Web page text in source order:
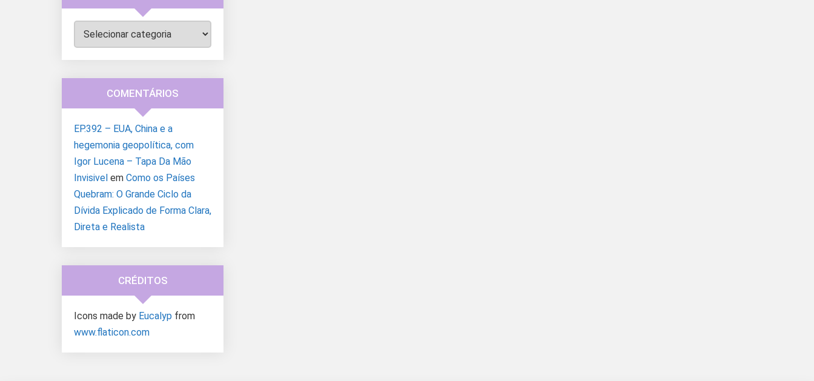
Categorias
COMENTÁRIOS
EP.392 – EUA, China e a
hegemonia geopolítica, com
Igor Lucena – Tapa Da Mão
Invisivel em Como os Países
Quebram: O Grande Ciclo da
Dívida Explicado de Forma Clara,
Direta e Realista
CRÉDITOS
Icons made by Eucalyp from
www.flaticon.com